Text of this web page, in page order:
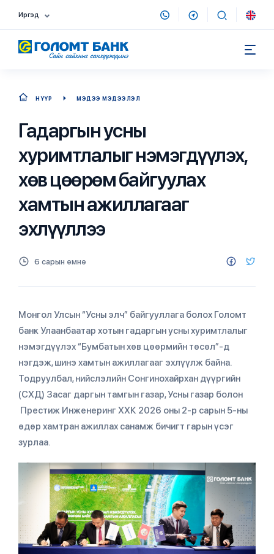
Иргэд
НҮҮР МЭДЭЭ МЭДЭЭЛЭЛ
Гадаргын усны
хуримтлалыг нэмэгдүүлэх,
хөв цөөрөм байгуулах
хамтын ажиллагааг
эхлүүллээ
6 сарын өмнө
Монгол Улсын “Усны элч” байгууллага болох Голомт
банк Улаанбаатар хотын гадаргын усны хуримтлалыг
нэмэгдүүлэх “Бумбатын хөв цөөрмийн төсөл”-д
нэгдэж, шинэ хамтын ажиллагааг эхлүүлж байна.
Тодруулбал, нийслэлийн Сонгинохайрхан дүүргийн
(СХД) Засаг даргын тамгын газар, Усны газар болон
Престиж Инженеринг ХХК 2026 оны 2-р сарын 5-ны
өдөр хамтран ажиллах санамж бичигт гарын үсэг
зурлаа.